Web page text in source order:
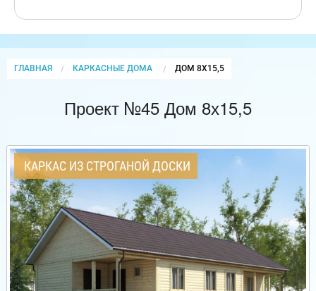
ГЛАВНАЯ КАРКАСНЫЕ ДОМА CURRENT:
ДОМ 8Х15,5
Проект №45 Дом 8х15,5
КАРКАС ИЗ СТРОГАНОЙ ДОСКИ